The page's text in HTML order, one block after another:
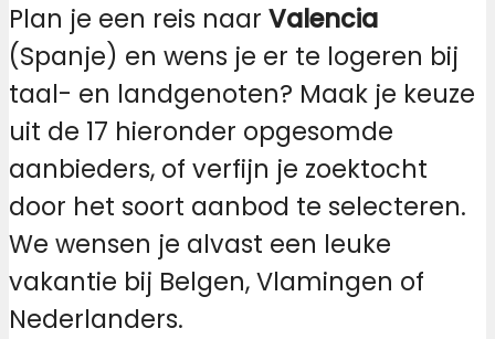
Plan je een reis naar Valencia
(Spanje) en wens je er te logeren bij
taal- en landgenoten? Maak je keuze
uit de 17 hieronder opgesomde
aanbieders, of verfijn je zoektocht
door het soort aanbod te selecteren.
We wensen je alvast een leuke
vakantie bij Belgen, Vlamingen of
Nederlanders.